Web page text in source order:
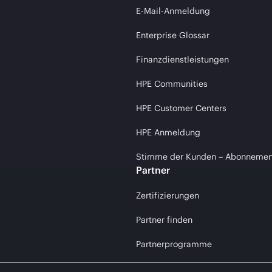
E-Mail-Anmeldung
Enterprise Glossar
Finanzdienstleistungen
HPE Communities
HPE Customer Centers
HPE Anmeldung
Stimme der Kunden –
Partner
Zertifizierungen
Partner finden
Partnerprogramme